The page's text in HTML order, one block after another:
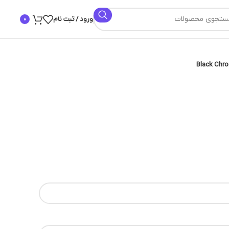
ورود / ثبت نام 0